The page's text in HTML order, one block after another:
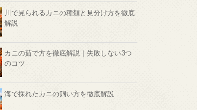
川で見られるカニの種類と見分け方を徹底
解説
カニの茹で方を徹底解説｜失敗しない3つ
のコツ
海で採れたカニの飼い方を徹底解説